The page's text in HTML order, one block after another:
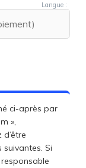
Langue :
ci-après par
»,
Si